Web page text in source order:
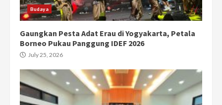
Budaya
Gaungkan Pesta Adat Erau di Yogyakarta, Petala
Borneo Pukau Panggung IDEF 2026
July 25, 2026